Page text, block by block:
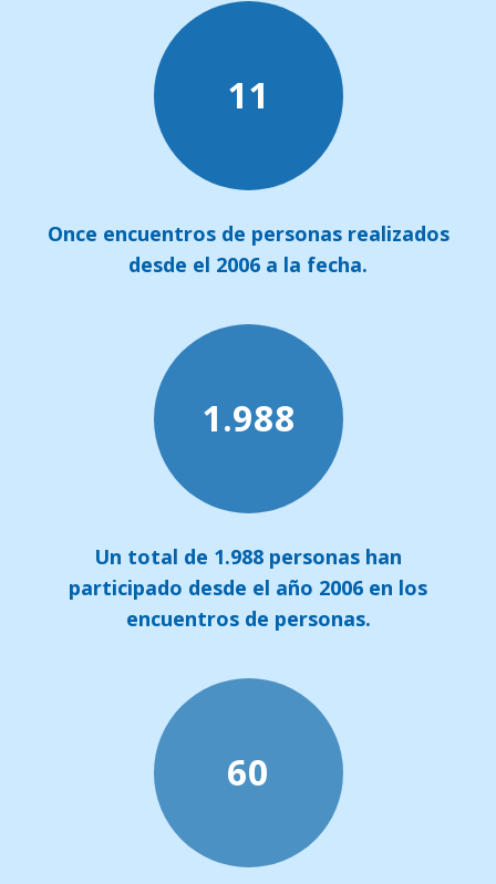
11
Once encuentros de personas realizados
desde el 2006 a la fecha.
1.988
Un total de 1.988 personas han
participado desde el año 2006 en los
encuentros de personas.
60